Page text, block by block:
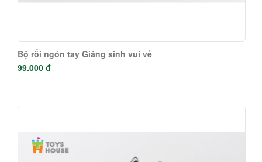
Bộ rối ngón tay Giáng sinh vui vẻ
99.000 đ